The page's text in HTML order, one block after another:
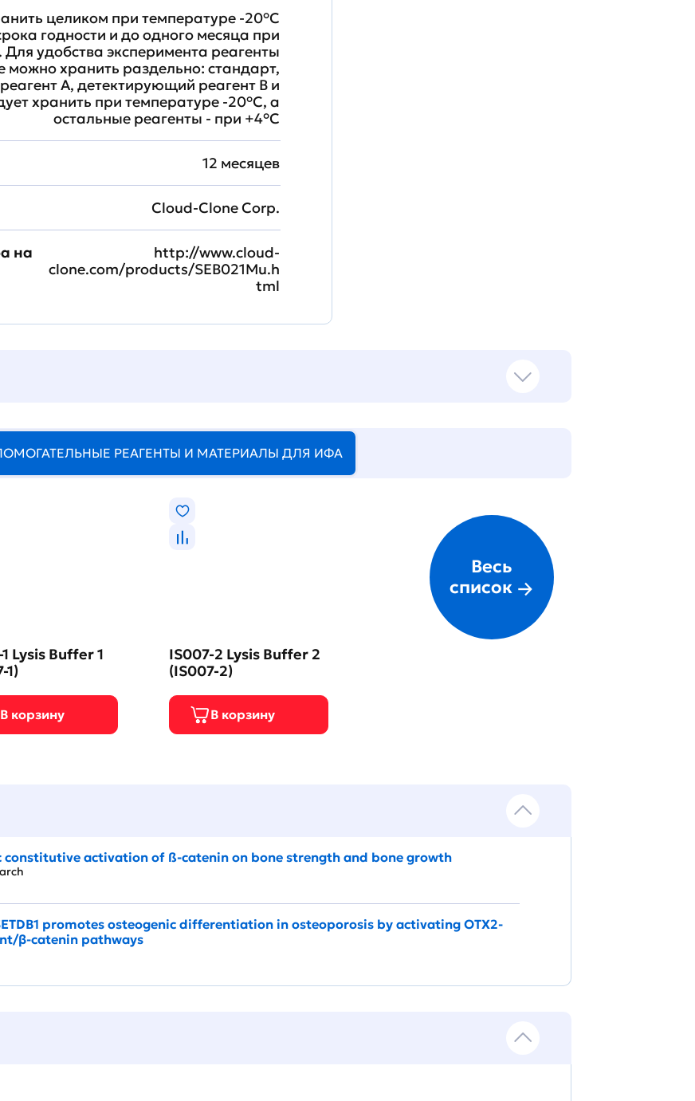
целиком при температуре -20°C
годности и до одного месяца при
Для удобства эксперимента реагенты
можно хранить раздельно: стандарт,
A, детектирующий реагент B и
хранить при температуре -20°C, а
остальные реагенты - при +4°С
12 месяцев
Cloud-Clone Corp.
на
http://www.cloud-
clone.com/products/SEB021Mu.h
tml
РЕАГЕНТЫ И МАТЕРИАЛЫ ДЛЯ ИФА
Lysis Buffer 1
1)
IS007-2 Lysis Buffer 2
(IS007-2)
Весь
список
constitutive activation of ß-catenin on bone strength and bone growth
promotes osteogenic differentiation in osteoporosis by activating OTX2-
β-catenin pathways